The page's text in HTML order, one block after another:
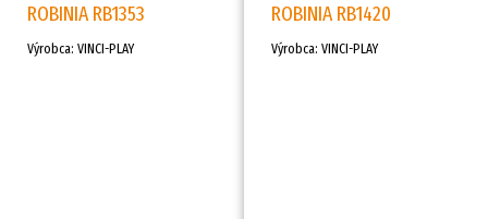
ROBINIA RB1353
Výrobca: VINCI-PLAY
ROBINIA RB1420
Výrobca: VINCI-PLAY